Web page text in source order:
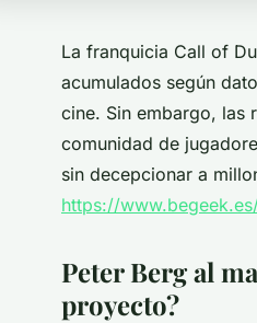
La franquicia Call of
acumulados según
cine. Sin embargo, las
comunidad de
sin decepcionar a
https://
Peter Berg al
proyecto?